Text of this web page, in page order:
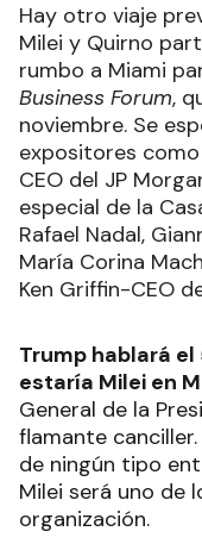
Hay otro viaje
Milei y Quirno
rumbo a Miami
Business Forum,
noviembre. Se
expositores
CEO del JP
especial de la
Rafael Nadal,
María Corina
Ken Griffin-CEO
Trump hablará
estaría Milei en
General de la
flamante
de ningún tipo
Milei será uno de
organización.